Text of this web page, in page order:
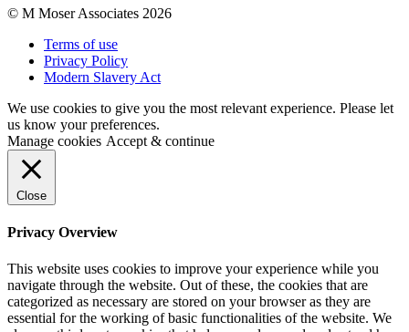
© M Moser Associates 2026
Terms of use
Privacy Policy
Modern Slavery Act
We use cookies to give you the most relevant experience. Please let
us know your preferences.
Manage cookies Accept & continue
Close
Privacy Overview
This website uses cookies to improve your experience while you
navigate through the website. Out of these, the cookies that are
categorized as necessary are stored on your browser as they are
essential for the working of basic functionalities of the website. We